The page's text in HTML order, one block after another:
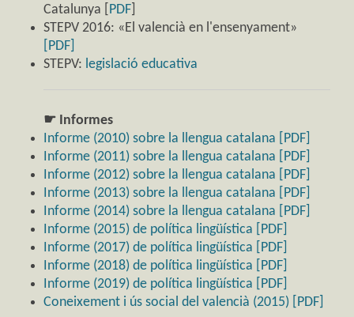
Catalunya [ PDF
STEPV 2016: «El valencià en l'ensenyament»
[PDF]
STEPV: legislació educativa
☛ Informes
Informe (2010) sobre la llengua catalana [PDF]
Informe (2011) sobre la llengua catalana [PDF]
Informe (2012) sobre la llengua catalana [PDF]
Informe (2013) sobre la llengua catalana [PDF]
Informe (2014) sobre la llengua catalana [PDF]
Informe (2015) de política lingüística [PDF]
Informe (2017) de política lingüística [PDF]
Informe (2018) de política lingüística [PDF]
Informe (2019) de política lingüística [PDF]
Coneixement i ús social del valencià (2015) [PDF]